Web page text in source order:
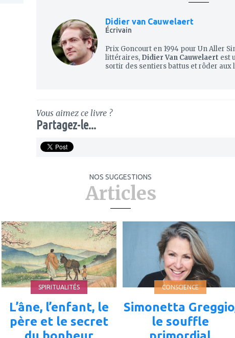
Didier van Cauwelaert
Écrivain
Prix Goncourt en 1994 pour Un Aller
littéraires, Didier Van Cauwelaert est
sortir des sentiers battus et rôder aux
Vous aimez ce livre ?
Partagez-le...
NOS SUGGESTIONS
Articles
à
mes
favoris
SPIRITUALITÉS
L’âne, l’enfant, le
père et le secret
favoris
CONSCIENCE
Simonetta
le souffle